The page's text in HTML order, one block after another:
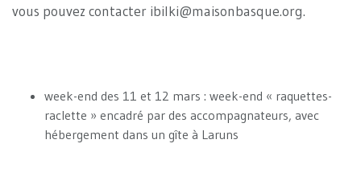
vous pouvez contacter ibilki@maisonbasque.org.
week-end des 11 et 12 mars : week-end « raquettes-
raclette » encadré par des accompagnateurs, avec
hébergement dans un gîte à Laruns